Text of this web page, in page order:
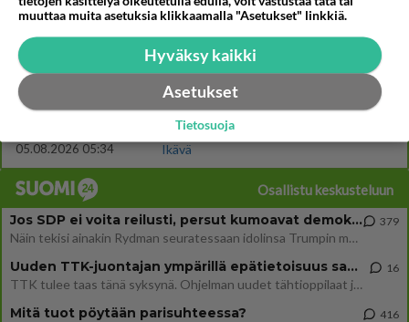
Mitä töitä kaivattusi on tehnyt?
😅
05.08.2026 13:25
Ikävä
62
793
Voiko meidän välit
05.08.2026 05:34
Ikävä
66
Osallistu keskusteluun
Jos SDP ei voita reilusti, persut kumoavat demokratian Suomesta
Näin tekisi ainakin Rydman seuratessaan idolinsa Trumpin mallia https://www.is.fi/politiikka/art-2000012187244.html
379
Uuden TTK-juontajan ympärillä epätietoisuus sakenee - Nyt MTV hämmentää soppaa
TTK tulee taas tänä syksynä. Ohjelman uudet tähtioppilaat julkistetaan torstaina 6. elokuuta klo 14 alkavassa lehdistö
16
Mitä tuot pöytään parisuhteessa? 416
muuttaa muita asetuksia klikkaamalla "Asetukset" linkkiä.
Hyväksy kaikki
Asetukset
Tietosuoja